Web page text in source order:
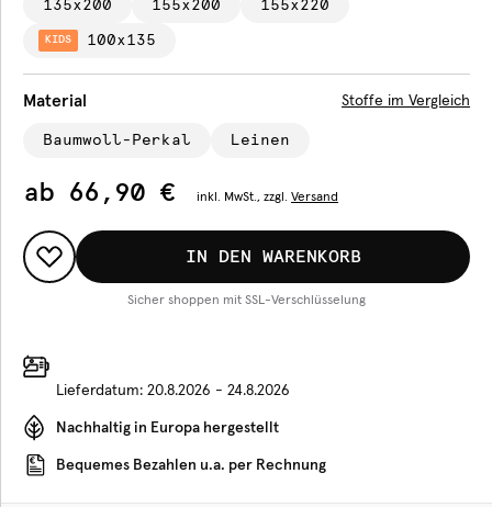
135x200 155x200 155x220
KIDS 100x135
Material Stoffe im Vergleich
Baumwoll-Perkal Leinen
ab 66,90 € inkl. MwSt., zzgl. Versand
IN DEN WARENKORB
Sicher shoppen mit SSL-Verschlüsselung
Lieferdatum: 20.8.2026 - 24.8.2026
Nachhaltig in Europa hergestellt
Bequemes Bezahlen u.a. per Rechnung